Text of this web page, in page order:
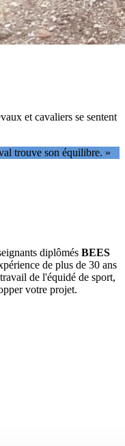
et cavaliers se sentent
trouve son équilibre. »
diplômés BEES
de plus de 30 ans
de l'équidé de sport,
votre projet.